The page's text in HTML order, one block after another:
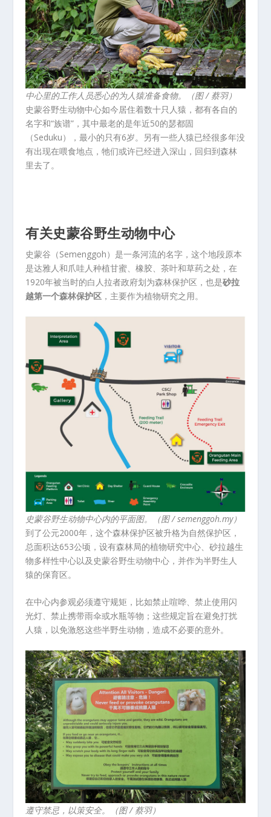
中心里的工作人员悉心的为人猿准备食物。（图 / 蔡羽）
史蒙谷野生动物中心如今居住着数十只人猿，都有各自的
名字和“族谱”，其中最老的是年近50的瑟都固
（Seduku），最小的只有6岁。另有一些人猿已经很多年没
有出现在喂食地点，牠们或许已经进入深山，回归到森林
里去了。
有关史蒙谷野生动物中心
史蒙谷（Semenggoh）是一条河流的名字，这个地段原本
是达雅人和爪哇人种植甘蜜、橡胶、茶叶和草药之处，在
1920年被当时的白人拉者政府划为森林保护区，也是砂拉
越第一个森林保护区 ，主要作为植物研究之用。
史蒙谷野生动物中心内的平面图。（图 / semenggoh.my）
到了公元2000年，这个森林保护区被升格为自然保护区，
总面积达653公顷，设有森林局的植物研究中心、砂拉越生
物多样性中心以及史蒙谷野生动物中心，并作为半野生人
猿的保育区。
在中心内参观必须遵守规矩，比如禁止喧哗、禁止使用闪
光灯、禁止携带雨伞或水瓶等物；这些规定旨在避免打扰
人猿，以免激怒这些半野生动物，造成不必要的意外。
遵守禁忌，以策安全。（图 / 蔡羽）